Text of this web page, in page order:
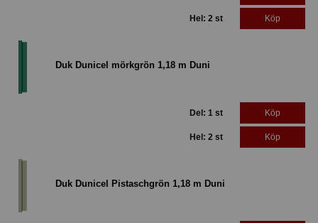
Hel: 2 st Köp
Duk Dunicel mörkgrön 1,18 m Duni
Del: 1 st Köp
Hel: 2 st Köp
Duk Dunicel Pistaschgrön 1,18 m Duni